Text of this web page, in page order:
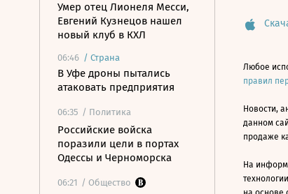
Умер отец Лионеля Месси,
Евгений Кузнецов нашел
новый клуб в КХЛ
06:46 / Страна
В Уфе дроны пытались
атаковать предприятия
06:35 / Политика
Российские войска
поразили цели в портах
Одессы и Черноморска
06:21 / Общество
Любое
правил
Новости,
данном
продаже
На